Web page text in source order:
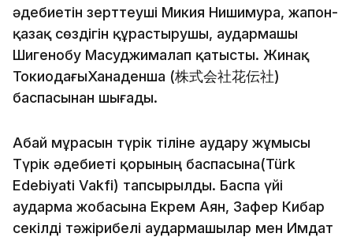
әдебиетін зерттеуші Микия Нишимура, жапон-
қазақ сөздігін құрастырушы, аудармашы
Шигенобу Масуджималап қатысты. Жинақ
ТокиодағыХанаденша (株式会社花伝社)
баспасынан шығады.
Абай мұрасын түрік тіліне аудару жұмысы
Түрік әдебиеті қорының баспасына(Türk
Edebiyati Vakfi) тапсырылды. Баспа үйі
аударма жобасына Екрем Аян, Зафер Кибар
секілді тәжірибелі аудармашылар мен Имдат